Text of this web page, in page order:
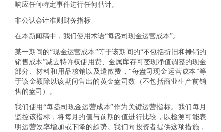
响应任何特定事件进行任何估计。
非公认会计准则财务指标
在本新闻稿中，我们使用术语“每盎司现金运营成本”。
某一期间的“现金运营成本”等于该期间的“不包括折旧和摊销的
销售成本”减去特许权使用费、金属库存可变现净值调整的现金
部分、材料和用品核销以及遣散费，“每盎司现金运营成本”等
于该金额除以该期间售出的黄金盎司数（不包括商业生产前销
售的盎司）。
我们使用“每盎司现金运营成本”作为关键运营指标。我们每月
监控该指标，将每月的值与前期的值进行比较，以检测可能表
明运营效率增加或下降的趋势。我们向投资者提供这项措施，